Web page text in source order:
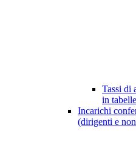
Tassi di
in
Incarichi
(dirigenti e